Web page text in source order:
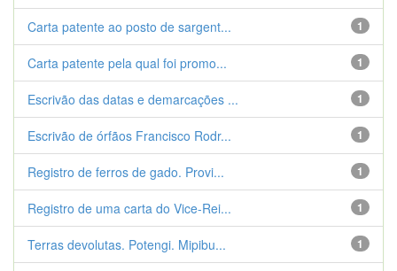
1
Carta patente ao posto de sargent...
1
Carta patente pela qual foi promo...
1
Escrivão das datas e demarcações ...
1
Escrivão de órfãos Francisco Rodr...
1
Registro de ferros de gado. Provi...
1
Registro de uma carta do Vice-Rei...
1
Terras devolutas. Potengi. Mipibu...